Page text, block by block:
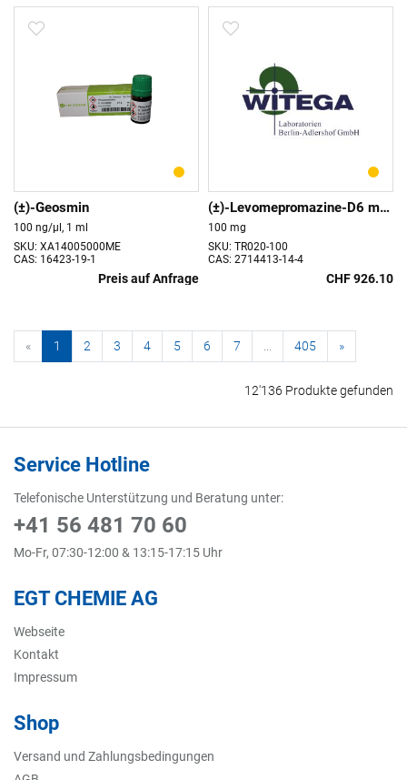
(±)-Geosmin
100 ng/µl, 1 ml
SKU: XA14005000ME
CAS: 16423-19-1
Preis auf Anfrage
(±)-Levomepromazine-D6 maleate
100 mg
SKU: TR020-100
CAS: 2714413-14-4
CHF 926.10
« 1 2 3 4 5 6 7 405 »
12'136 Produkte gefunden
Service Hotline
Telefonische Unterstützung und Beratung unter:
+41 56 481 70 60
Mo-Fr, 07:30-12:00 & 13:15-17:15 Uhr
EGT CHEMIE AG
Webseite
Kontakt
Impressum
Shop
Versand und Zahlungsbedingungen